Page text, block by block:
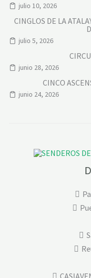
julio 10, 2026
CINGLOS DE LA
julio 5, 2026
junio 28, 2026
CINCO
junio 24, 2026